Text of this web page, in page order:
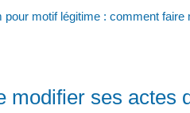
pour motif légitime : comment
modifier ses actes